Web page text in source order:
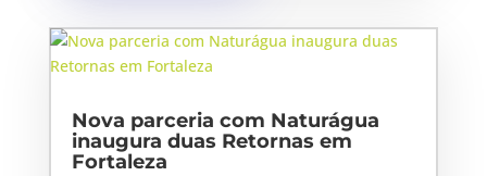
Nova parceria com Naturágua
inaugura duas Retornas em
Fortaleza